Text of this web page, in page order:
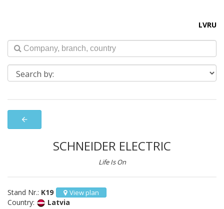
LVRU
arrow_back
SCHNEIDER ELECTRIC
Life Is On
Stand Nr.: K19 View plan
Country: Latvia